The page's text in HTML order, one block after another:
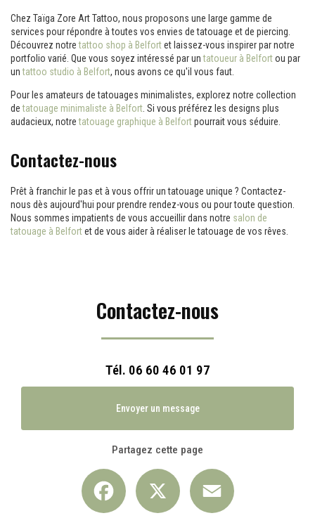
Chez Taïga Zore Art Tattoo, nous proposons une large gamme de
services pour répondre à toutes vos envies de tatouage et de piercing.
Découvrez notretattoo shop à Belfortet laissez-vous inspirer par notre
portfolio varié. Que vous soyez intéressé par untatoueur à Belfortou par
untattoo studio à Belfort, nous avons ce qu'il vous faut.
Pour les amateurs de tatouages minimalistes, explorez notre collection
detatouage minimaliste à Belfort . Si vous préférez les designs plus
audacieux, notretatouage graphique à Belfortpourrait vous séduire.
Contactez-nous
Prêt à franchir le pas et à vous offrir un tatouage unique ? Contactez-
nous dès aujourd'hui pour prendre rendez-vous ou pour toute question.
Nous sommes impatients de vous accueillir dans notre salon de
tatouage à Belfortet de vous aider à réaliser le tatouage de vos rêves.
Contactez-nous
Tél. 06 60 46 01 97
Envoyer un message
Partagez cette page
Facebook